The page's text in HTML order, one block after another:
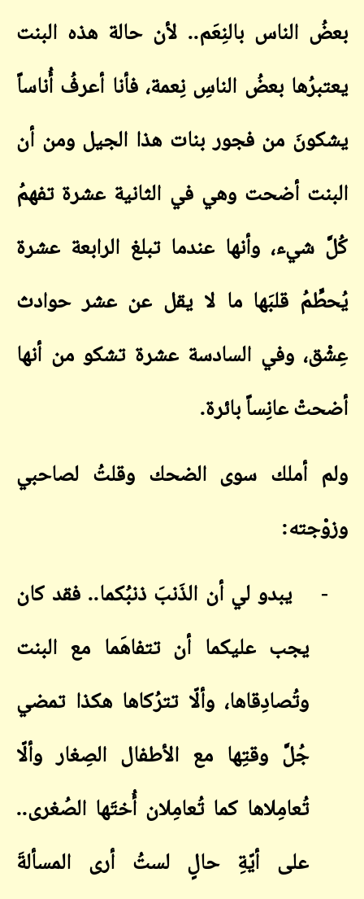
بعضُ الناس بالنِعَم.. لأن حالة هذه البنت
يعتبرُها بعضُ الناسِ نِعمة، فأنا أعرفُ أُناساً
يشكونَ من فجور بنات هذا الجيل ومن أن
البنت أضحت وهي في الثانية عشرة تفهمُ
كُلَّ شيء، وأنها عندما تبلغ الرابعة عشرة
يُحطِّمُ قلبَها ما لا يقل عن عشر حوادث
عِشْق، وفي السادسة عشرة تشكو من أنها
أضحتْ عانِساً بائرة.
ولم أملك سوى الضحك وقلتُ لصاحبي
وزوْجته:
-
يبدو لي أن الذَنبَ ذنبُكما.. فقد كان
يجب عليكما أن تتفاهَما مع البنت
وتُصادِقاها، وألّا تترُكاها هكذا تمضي
جُلَّ وقتِها مع الأطفال الصِغار وألّا
تُعامِلاها كما تُعامِلان أُختَها الصُغرى..
على أيّةِ حالٍ لستُ أرى المسألةَ